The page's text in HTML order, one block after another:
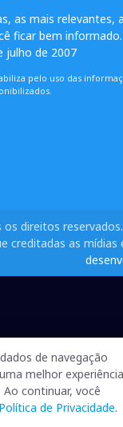
as mais
ficar bem informado.
julho de 2007
pelo uso das
direitos
creditadas as
de navegação
melhor experiência
continuar, você
Política de Privacidade.